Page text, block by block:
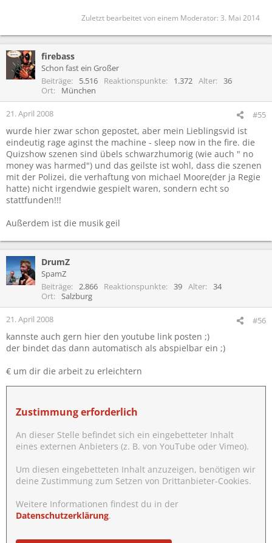
Zuletzt bearbeitet von einem Moderator: 3. Mai 2014
firebass
Schon fast ein Großer
Beiträge
5.516 Reaktionspunkte 1.372 Alter
36
Ort
München
21. April 2008 #55
wurde hier zwar schon gepostet, aber mein Lieblingsvid ist
eindeutig rage aginst the machine - sleep now in the fire. die
Quizshow szenen sind übels schwarzhumorig (wie auch " no
money was harmed") und das geilste ist wohl, dass die szenen
mit der Polizei, die verhaftung von michael Moore(der ja Regie
hatte) nicht irgendwie gespielt waren, sondern echt so
stattfunden!!!
Außerdem ist die musik geil
DrumZ
SpamZ
Beiträge
2.866 Reaktionspunkte 39 Alter
34
Ort
Salzburg
21. April 2008 #56
kannste auch gern hier den youtube link posten ;)
der bindet das dann automatisch als abspielbar ein ;)
€ um dir die arbeit zu erleichtern
Zustimmung erforderlich
An dieser Stelle befindet sich ein eingebetteter Inhalt
eines externen Anbieters (z. B. von YouTube oder Vimeo).
Um diesen eingebetteten Inhalt anzuzeigen, benötigen wir
deine Zustimmung zum Setzen von Drittanbieter-Cookies.
Weitere Informationen findest du in der
Datenschutzerklärung.